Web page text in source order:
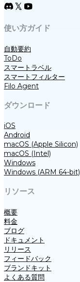
使い方ガイド
自動要約
ToDo
スマートラベル
スマートフィルター
Filo Agent
ダウンロード
iOS
Android
macOS (Apple Silicon)
macOS (Intel)
Windows
Windows (ARM 64-bit)
リソース
概要
料金
ブログ
ドキュメント
リリース
フィードバック
ブランドキット
よくある質問